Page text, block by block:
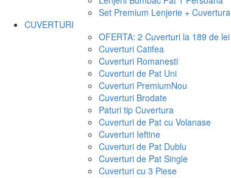
Set Premium Lenjerie + Cuvertura
CUVERTURI
OFERTA: 2 Cuverturi la 189 de lei
Cuverturi Catifea
Cuverturi Romanesti
Cuverturi de Pat Uni
Cuverturi PremiumNou
Cuverturi Brodate
Paturi tip Cuvertura
Cuverturi de Pat cu Volanase
Cuverturi Ieftine
Cuverturi de Pat Dublu
Cuverturi de Pat Single
Cuverturi cu 3 Piese